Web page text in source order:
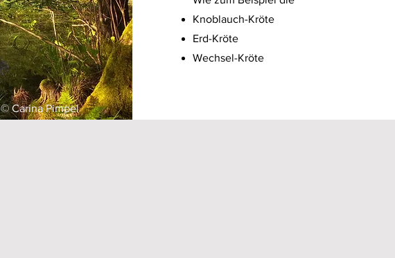
Knoblauch-Kröte
Erd-Kröte
Wechsel-Kröte
© Carina Pimpel